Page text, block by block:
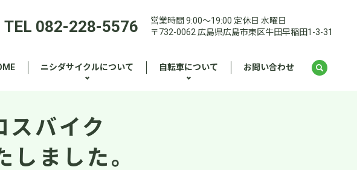
TEL 082-228-5576
営業時間 9:00～19:00 定休日 水曜日
〒732-0062 広島県広島市東区牛田早稲田1-3-31
ニシダサイクルについて 自転車について お問い合わせ
スバイク
ました。